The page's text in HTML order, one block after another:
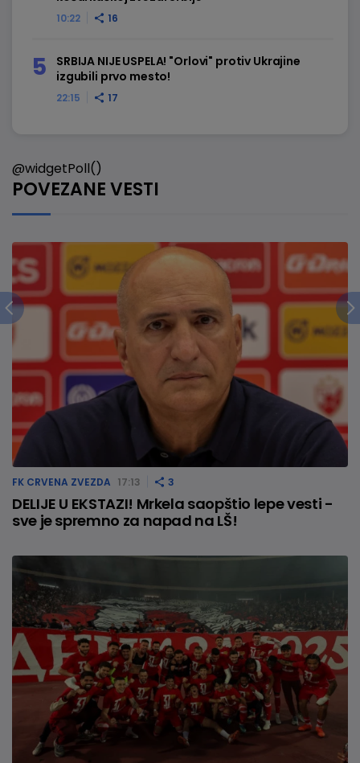
10:22 16
22:15 17
SRBIJA NIJE USPELA! "Orlovi" protiv Ukrajine
izgubili prvo mesto!
@widgetPoll()
POVEZANE VESTI
FK CRVENA ZVEZDA 17:13 3
DELIJE U EKSTAZI! Mrkela saopštio lepe vesti -
sve je spremno za napad na LŠ!